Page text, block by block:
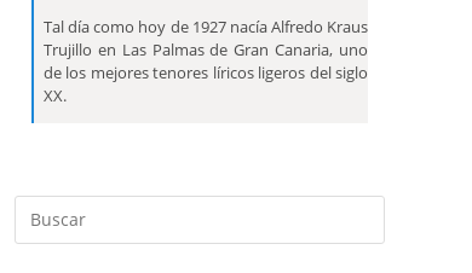
Tal día como hoy de 1927 nacía Alfredo Kraus
Trujillo en Las Palmas de Gran Canaria, uno
de los mejores tenores líricos ligeros del siglo
XX.